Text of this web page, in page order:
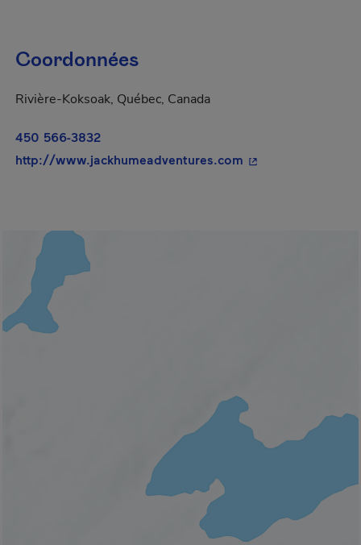
Coordonnées
Rivière-Koksoak, Québec, Canada
450 566-3832
http://www.jackhumeadventures.com - Cet hyperlien